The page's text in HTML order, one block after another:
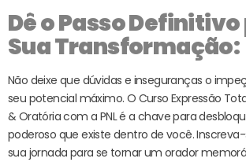
Dê o Passo
Sua Transformação:
Não deixe que dúvidas e inseguranças o
seu potencial máximo. O Curso Expressão
& Oratória com a PNL é a chave para
poderoso que existe dentro de você.
sua jornada para se tornar um orador